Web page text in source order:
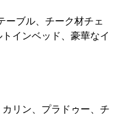
ーブル、チーク材チェ
インベッド、豪華なイ
リン、プラドゥー、チ